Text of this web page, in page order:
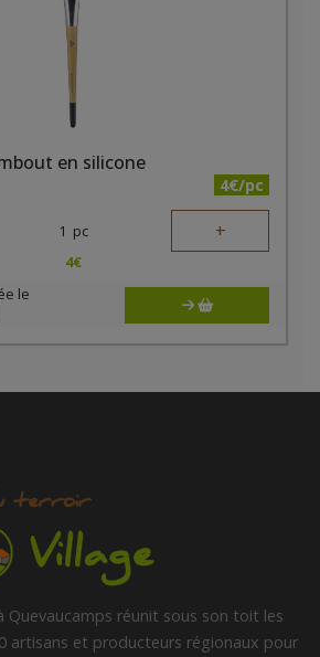
en silicone
4€/pc
1 pc +
4€
le
Quevaucamps réunit sous son toit les
artisans et producteurs régionaux pour